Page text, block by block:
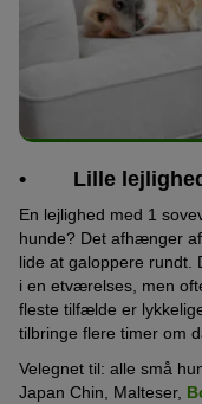
• Lille
En lejlighed med 1
hunde? Det afhænger
lide at galoppere rundt.
i en etværelses, men
fleste tilfælde er
tilbringe flere timer om
Velegnet til: alle små
Japan Chin, Malteser,